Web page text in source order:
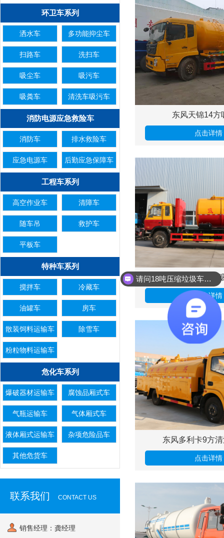
环卫车系列
洒水车 多功能抑尘车
扫路车 洗扫车
吸尘车 吸污车
吸粪车 清洗车吸污车
消防电源应急救险车
消防车 排水救险车
应急电源车 后勤应急保障车
工程车系列
高空作业车 清障车
随车吊 救护车
平板车
特种车系列
搅拌车 冷藏车
油罐车 房车
散装饲料运输车 除雪车
粉粒物料运输车
危化车系列
爆破器材运输车 腐蚀品厢式车
气瓶运输车 气体厢式车
液体厢式运输车 杂项危险品车
其他危货车
联系我们 CONTACT US
销售经理：龚经理
东风天锦14方
点击详情
东风国五8方
点击详情
东风多利卡9方
点击详情
请问18吨压缩垃圾车有现车吗